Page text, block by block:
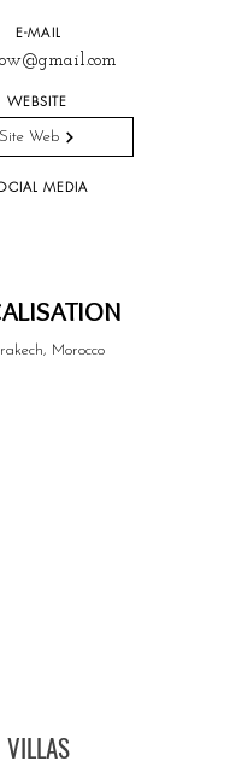
E-MAIL
WEBSITE
Site Web
MEDIA
Morocco